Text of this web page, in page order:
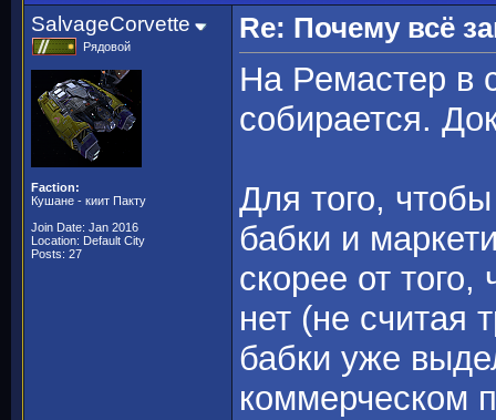
SalvageCorvette
Рядовой
Faction:
Кушане - киит Пакту
Join Date: Jan 2016
Location: Default City
Posts: 27
Re: Почему всё
На Ремастер в
собирается.
Для того,
бабки и
скорее от
нет (не считая
бабки уже
коммерческом